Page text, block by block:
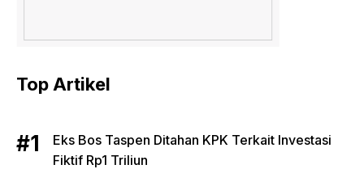
Top Artikel
Eks Bos Taspen Ditahan KPK Terkait Investasi
Fiktif Rp1 Triliun